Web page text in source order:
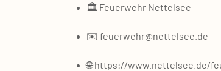
🏛️ Feu­er­wehr Net­tel­see
✉️ feuerwehr@nettelsee.de
🌐 https://www.nettelsee.de/